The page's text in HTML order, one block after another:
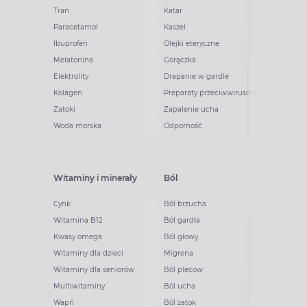
Tran
Paracetamol
Ibuprofen
Melatonina
Elektrolity
Kolagen
Zatoki
Woda morska
Katar
Kaszel
Olejki eteryczne
Gorączka
Drapanie w gardle
Preparaty przeciwwirusowe
Zapalenie ucha
Odporność
Witaminy i minerały
Cynk
Witamina B12
Kwasy omega
Witaminy dla dzieci
Witaminy dla seniorów
Multiwitaminy
Wapń
Ból
Ból brzucha
Ból gardła
Ból głowy
Migrena
Ból pleców
Ból ucha
Ból zatok